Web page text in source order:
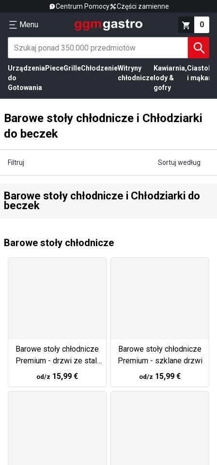
Centrum Pomocy Części zamienne
Menu 0
Urządzenia
do
Gotowania
PieceGrilleChłodzenieWitryny
chłodnicze
Kawiarnia,
lody &
gofry
Ciasto
i mąka
Barowe stoły chłodnicze i Chłodziarki
do beczek
Filtruj Sortuj według
Barowe stoły chłodnicze i Chłodziarki do
beczek
Barowe stoły chłodnicze
Barowe stoły chłodnicze
Premium - drzwi ze stali
nierdzewnej
od/z 15,99 €
Barowe stoły chłodnicze
Premium - szklane drzwi
od/z 15,99 €